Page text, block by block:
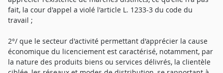
fait, la cour d'appel a violé l'article L. 1233-3 du code du
travail ;
2°/ que le secteur d'activité permettant d'apprécier la cause
économique du licenciement est caractérisé, notamment, par
la nature des produits biens ou services délivrés, la clientèle